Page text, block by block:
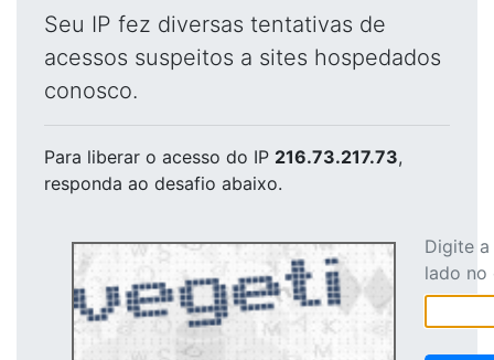
Seu IP fez diversas tentativas de
acessos suspeitos a sites hospedados
conosco.
Para liberar o acesso do IP 216.73.217.73,
responda ao desafio abaixo.
Digite
lado no